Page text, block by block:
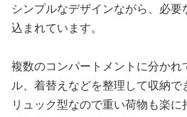
シンプルなデザインながら、必
込まれています。
複数のコンパートメントに分かれ
ル、着替えなどを整理して収納で
リュック型なので重い荷物も楽